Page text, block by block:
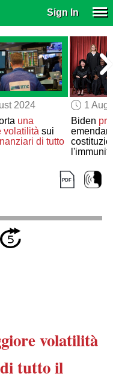
Sign In
2024
una
volatilitàsui
di tutto
1
Biden
volatilità
tutto il